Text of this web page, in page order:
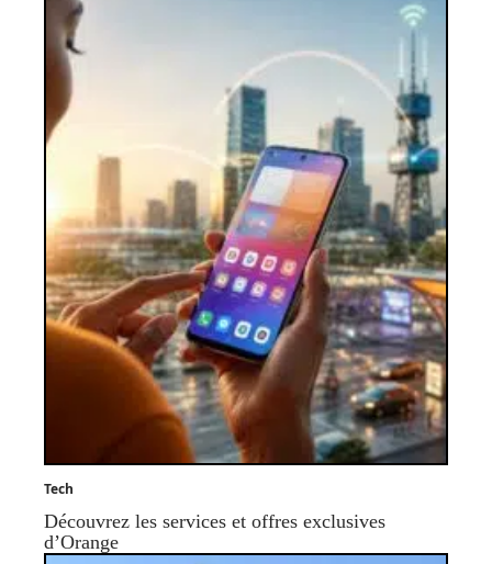
Tech
Découvrez les services et offres exclusives
d’Orange